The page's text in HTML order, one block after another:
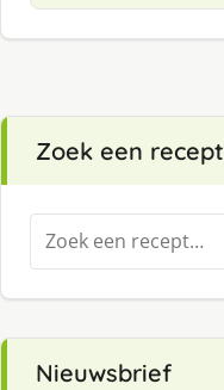
Zoek een recept
Zoeken
naar:
Nieuwsbrief